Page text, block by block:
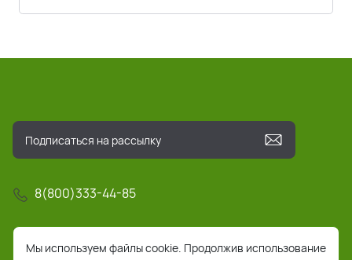
8(800)333-44-85
info@pochta-rts.ru
Мы используем файлы cookie. Продолжив использование